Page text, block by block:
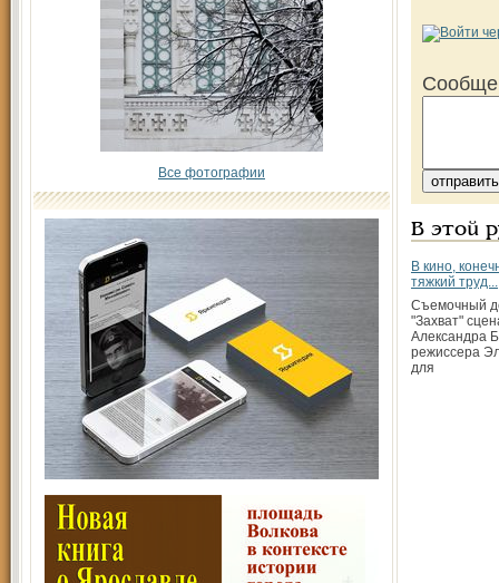
Все фотографии
В этой
В кино,
тяжкий труд...
Съемочный
"Захват"
Александра
режиссера
для